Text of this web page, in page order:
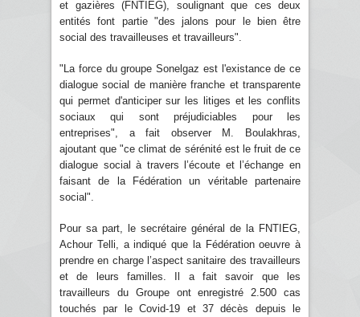
et gazières (FNTIEG), soulignant que ces deux
entités font partie "des jalons pour le bien être
social des travailleuses et travailleurs".
"La force du groupe Sonelgaz est l'existance de ce
dialogue social de manière franche et transparente
qui permet d'anticiper sur les litiges et les conflits
sociaux qui sont préjudiciables pour les
entreprises", a fait observer M. Boulakhras,
ajoutant que "ce climat de sérénité est le fruit de ce
dialogue social à travers l’écoute et l’échange en
faisant de la Fédération un véritable partenaire
social".
Pour sa part, le secrétaire général de la FNTIEG,
Achour Telli, a indiqué que la Fédération oeuvre à
prendre en charge l’aspect sanitaire des travailleurs
et de leurs familles. Il a fait savoir que les
travailleurs du Groupe ont enregistré 2.500 cas
touchés par le Covid-19 et 37 décès depuis le